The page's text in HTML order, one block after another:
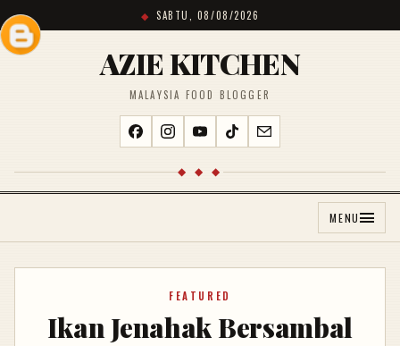
SABTU, 08/08/2026
AZIE KITCHEN
MALAYSIA FOOD BLOGGER
◆ ◆ ◆
MENU
FEATURED
Ikan Jenahak Bersambal